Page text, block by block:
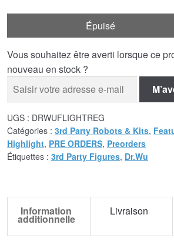
Épuisé
Vous souhaitez être averti lorsque ce
nouveau en stock ?
UGS : DRWUFLIGHTREG
Catégories : 3rd Party Robots & Kits,
Highlight, PRE ORDERS, Preorders
Étiquettes : 3rd Party Figures, Dr.Wu
Information
additionnelle
Livraison